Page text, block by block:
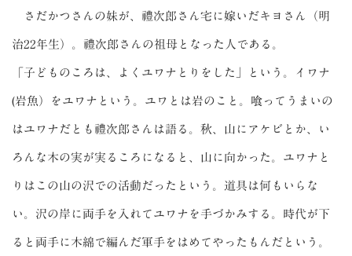
さだかつさんの妹が、禮次郎さん宅に嫁いだキヨさん（明
治22年生）。禮次郎さんの祖母となった人である。
「子どものころは、よくユワナとりをした」という。イワナ
(岩魚）をユワナという。ユワとは岩のこと。喰ってうまいの
はユワナだとも禮次郎さんは語る。秋、山にアケビとか、い
ろんな木の実が実るころになると、山に向かった。ユワナと
りはこの山の沢での活動だったという。道具は何もいらな
い。沢の岸に両手を入れてユワナを手づかみする。時代が下
ると両手に木綿で編んだ軍手をはめてやったもんだという。